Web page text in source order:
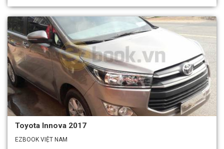
Toyota Innova 2017
EZBOOK VIỆT NAM